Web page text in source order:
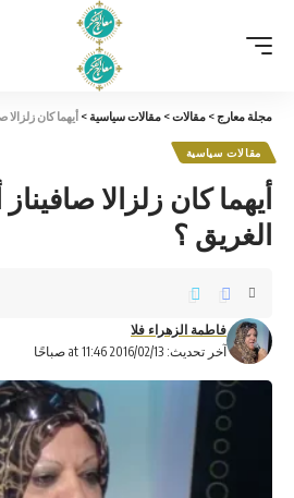
مجلة معارج> مقالات> مقالات سياسية> أيهما كان
مقالات سياسية
أيهما كان زلزالا
الغريق ؟
آخر تحديث: 2016/02/13 at 11:46 صباحًا
فاطمة الزهراء فلا